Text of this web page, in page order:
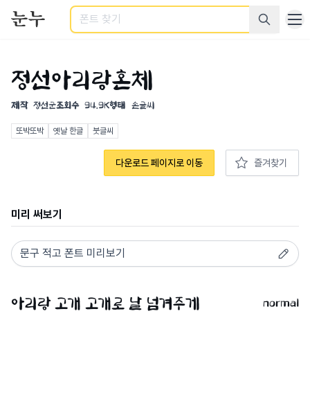
검색
정선아리랑혼체
제작 정선군조회수 94.9K형태 손글씨
또박또박 옛날 한글 붓글씨
다운로드 페이지로 이동 즐겨찾기
미리 써보기
normal